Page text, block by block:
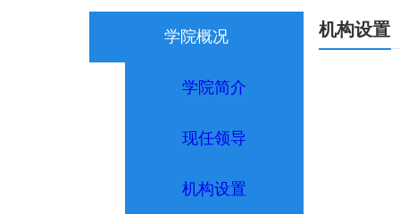
学院概况
学院简介
现任领导
机构设置
机构设置